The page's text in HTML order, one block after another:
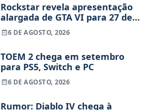
Rockstar revela apresentação
alargada de GTA VI para 27 de
agosto
6 DE AGOSTO, 2026
TOEM 2 chega em setembro
para PS5, Switch e PC
6 DE AGOSTO, 2026
Rumor: Diablo IV chega à